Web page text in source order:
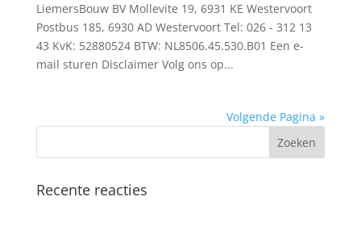
LiemersBouw BV Mollevite 19, 6931 KE Westervoort
Postbus 185, 6930 AD Westervoort Tel: 026 - 312 13
43 KvK: 52880524 BTW: NL8506.45.530.B01 Een e-
mail sturen Disclaimer Volg ons op...
Volgende Pagina »
Recente reacties